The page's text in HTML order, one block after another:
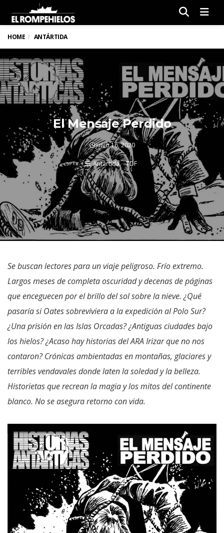
HOME ANTÁRTIDA
El Mensaje Perdido
junio 16, 2020
Antártida TDF
Se buscan lectores para un viaje peligroso. Frío extremo.
Largos meses de completa oscuridad y decenas de páginas
que enceguecen por el brillo del sol sobre la nieve. ¿Qué
pasaría si Oates sobreviviera a la expedición al Polo Sur?
¿Una prisión en las Islas Orcadas? ¿Antiguas ciudades bajo
los hielos? ¿Acaso hay historias del ARA Irizar que no nos
contaron? Crónicas ambientadas en montañas, glaciares y
terribles vendavales donde laten la soledad y la belleza.
Historietas que recrean la magia y los mitos del continente
blanco. No se asegura retorno con vida.